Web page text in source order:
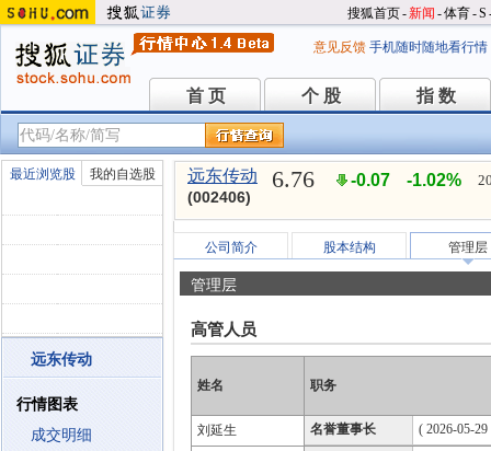
搜狐首页-新闻 -体育-S
意见反馈 手机随时随地看行情
首 页
首 页 个 股
个 股 指 数
指 数
最近浏览股 我的自选股
远东传动
行情图表
成交明细
远东传动
(002406)
6.76 -0.07 -1.02%
公司简介 股本结构 管理层
管理层
高管人员
姓名 职务
刘延生 名誉董事长 ( 2026-05-